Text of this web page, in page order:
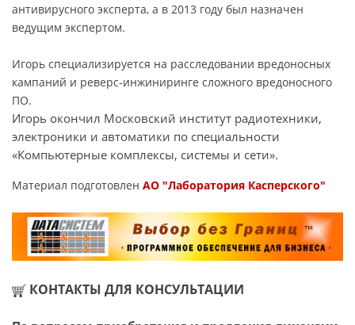
антивирусного эксперта, а в 2013 году был назначен
ведущим экспертом.
Игорь специализируется на расследовании вредоносных
кампаний и реверс-инжиниринге сложного вредоносного
ПО.
Игорь окончил Московский институт радиотехники,
электроники и автоматики по специальности
«Компьютерные комплексы, системы и сети».
Материал подготовлен АО "Лаборатория Касперского"
КОНТАКТЫ ДЛЯ КОНСУЛЬТАЦИИ